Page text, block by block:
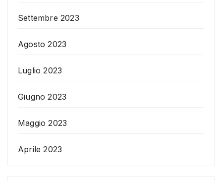
Settembre 2023
Agosto 2023
Luglio 2023
Giugno 2023
Maggio 2023
Aprile 2023